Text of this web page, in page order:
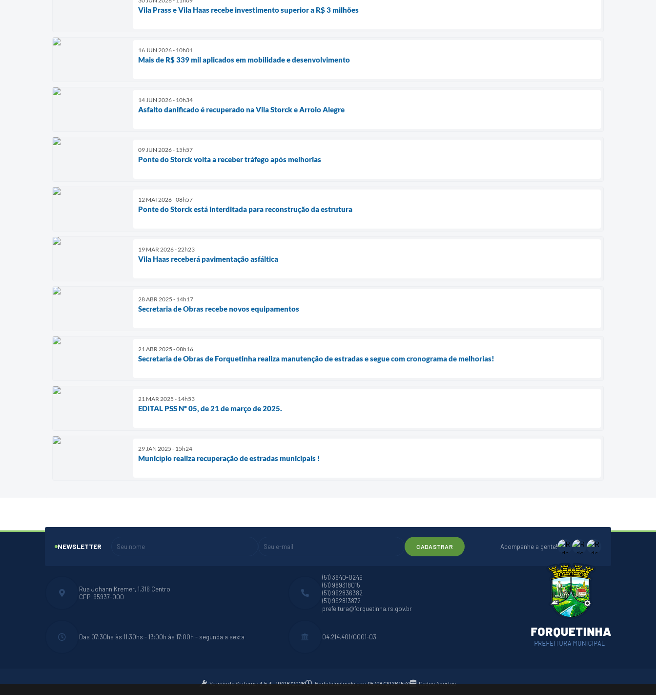
Vila Prass e Vila Haas recebe investimento superior a R$ 3 milhões
16 JUN 2026 - 10h01
Mais de R$ 339 mil aplicados em mobilidade e desenvolvimento
14 JUN 2026 - 10h34
Asfalto danificado é recuperado na Vila Storck e Arroio Alegre
09 JUN 2026 - 15h57
Ponte do Storck volta a receber tráfego após melhorias
12 MAI 2026 - 08h57
Ponte do Storck está interditada para reconstrução da estrutura
19 MAR 2026 - 22h23
Vila Haas receberá pavimentação asfáltica
28 ABR 2025 - 14h17
Secretaria de Obras recebe novos equipamentos
21 ABR 2025 - 08h16
Secretaria de Obras de Forquetinha realiza manutenção de estradas e segue com cronograma de melhorias!
21 MAR 2025 - 14h53
EDITAL PSS Nº 05, de 21 de março de 2025.
29 JAN 2025 - 15h24
Município realiza recuperação de estradas municipais !
Acompanhe a gente!
Rua Johann Kremer, 1.316 Centro
CEP: 95937-000
(51) 3840-0246
(51) 989318015
(51) 992836382
(51) 992813872
prefeitura@forquetinha.rs.gov.br
Das 07:30hs às 11:30hs - 13:00h às 17:00h - segunda a sexta 04.214.401/0001-03
NEWSLETTER CADASTRAR
Versão do Sistema:3.5.3 - 19/06/2026 Portal atualizado em:05/08/2026 15:41 Dados Abertos